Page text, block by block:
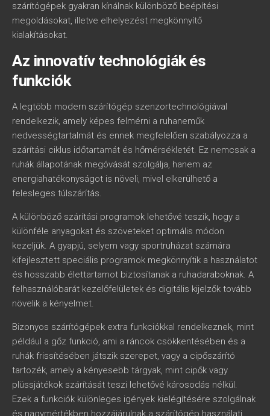
szárítógépek gyakran kínálnak különböző beépítési
megoldásokat, illetve elhelyezést megkönnyítő
kialakításokat.
Az innovatív technológiák és
funkciók
A legtöbb modern szárítógép szenzortechnológiával
rendelkezik, amely képes felmérni a ruhaneműk
nedvességtartalmát és ennek megfelelően szabályozza a
szárítási ciklus időtartamát és hőmérsékletét. Ez nemcsak a
ruhák állapotának megóvását szolgálja, hanem az
energiahatékonyságot is növeli, mivel elkerülhető a
felesleges túlszárítás.
A különböző szárítási programok lehetővé teszik, hogy a
különféle anyagokat és szöveteket optimális módon
kezeljük. A gyapjú, selyem vagy sportruházat számára
kifejlesztett speciális programok megkönnyítik a használatot
és hosszabb élettartamot biztosítanak a ruhadaraboknak. A
felhasználóbarát kezelőfelületek és digitális kijelzők tovább
növelik a kényelmet.
Bizonyos szárítógépek extra funkciókkal rendelkeznek, mint
például a gőz funkció, ami a ráncok csökkentésében és a
ruhák frissítésében játszik szerepet, vagy a cipőszárító
tartozék, amely a kényesebb tárgyak, mint cipők vagy
plüssjátékok szárítását teszi lehetővé károsodás nélkül.
Ezek a funkciók különleges igények kielégítésére szolgálnak
és nagymértékben hozzájárulnak a szárítógép használati